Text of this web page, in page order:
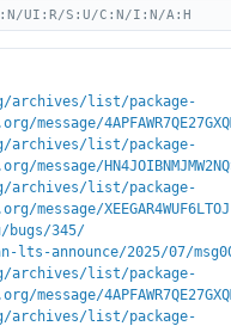
UI:R/S:U/C:N/I:N/A:H
list/package-
list/package-
list/package-
345/
announce/2025/07/
list/package-
list/package-